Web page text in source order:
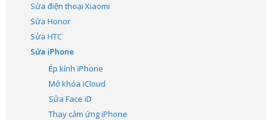
Sửa điện thoại Xiaomi
Sửa Honor
Sửa HTC
Sửa iPhone
Ép kính iPhone
Mở khóa iCloud
Sửa Face iD
Thay cảm ứng iPhone